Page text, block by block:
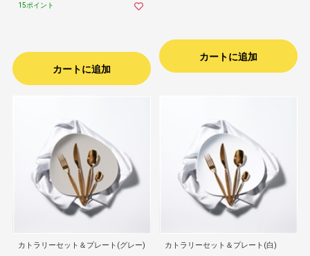
15ポイント
カートに追加
カートに追加
カトラリーセット＆プレート(グレー) カトラリーセット＆プレート(白)